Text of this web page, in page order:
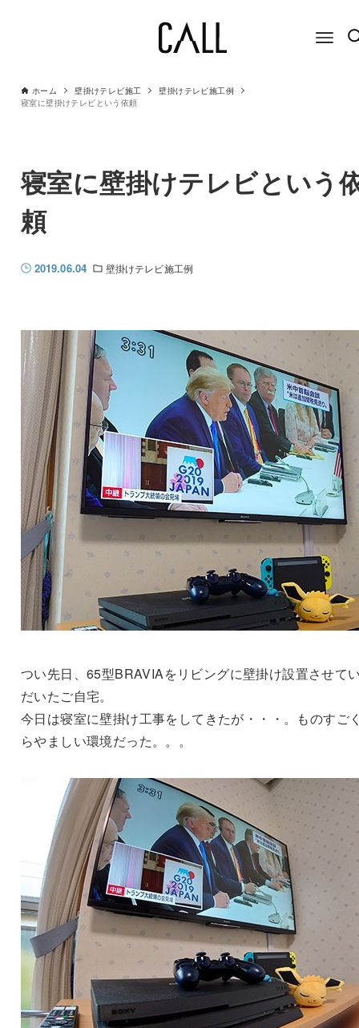
ホーム 壁掛けテレビ施工
壁掛けテレビ施工例
寝室に壁掛けテレビという依頼
寝室に壁掛けテレビという
頼
2019.06.04 壁掛けテレビ施工例
つい先日、65型BRAVIAをリビングに壁掛け設置させて
だいたご自宅。
今日は寝室に壁掛け工事をしてきたが・・・。ものすご
らやましい環境だった。。。